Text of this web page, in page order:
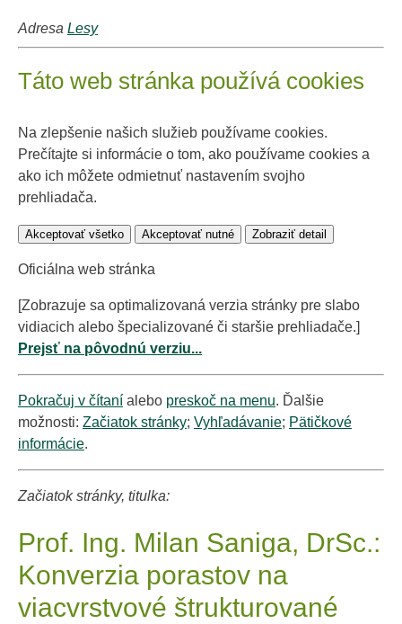
Adresa Lesy
Táto web stránka používá cookies
Na zlepšenie našich služieb používame cookies.
Prečítajte si informácie o tom, ako používame cookies a
ako ich môžete odmietnuť nastavením svojho
prehliadača.
Akceptovať všetko Akceptovať nutné Zobraziť detail
Oficiálna web stránka
[Zobrazuje sa optimalizovaná verzia stránky pre slabo
vidiacich alebo špecializované či staršie prehliadače.]
Prejsť na pôvodnú verziu...
Pokračuj v čítaní alebo preskoč na menu. Ďalšie
možnosti: Začiatok stránky; Vyhľadávanie; Pätičkové
informácie.
Začiatok stránky, titulka:
Prof. Ing. Milan Saniga, DrSc.:
Konverzia porastov na
viacvrstvové štrukturované